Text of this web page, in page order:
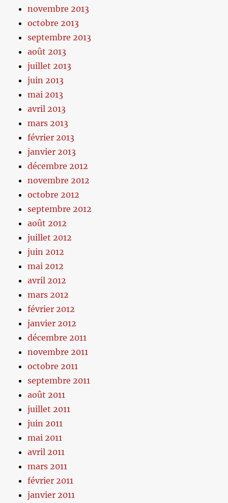
novembre 2013
octobre 2013
septembre 2013
août 2013
juillet 2013
juin 2013
mai 2013
avril 2013
mars 2013
février 2013
janvier 2013
décembre 2012
novembre 2012
octobre 2012
septembre 2012
août 2012
juillet 2012
juin 2012
mai 2012
avril 2012
mars 2012
février 2012
janvier 2012
décembre 2011
novembre 2011
octobre 2011
septembre 2011
août 2011
juillet 2011
juin 2011
mai 2011
avril 2011
mars 2011
février 2011
janvier 2011